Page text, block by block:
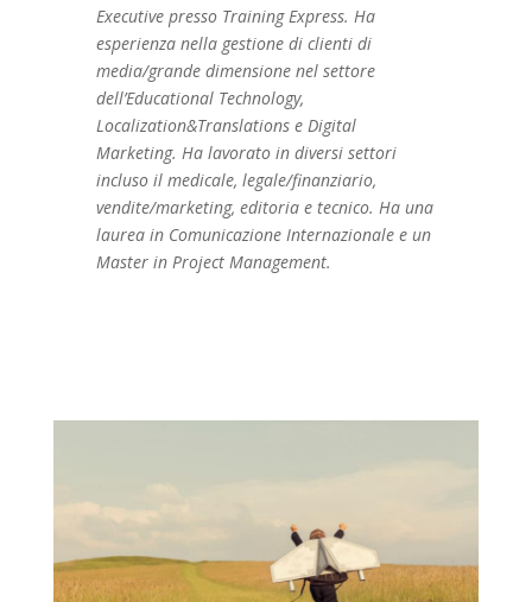
Executive presso Training Express. Ha
esperienza nella gestione di clienti di
media/grande dimensione nel settore
dell’Educational Technology,
Localization&Translations e Digital
Marketing. Ha lavorato in diversi settori
incluso il medicale, legale/finanziario,
vendite/marketing, editoria e tecnico. Ha una
laurea in Comunicazione Internazionale e un
Master in Project Management.